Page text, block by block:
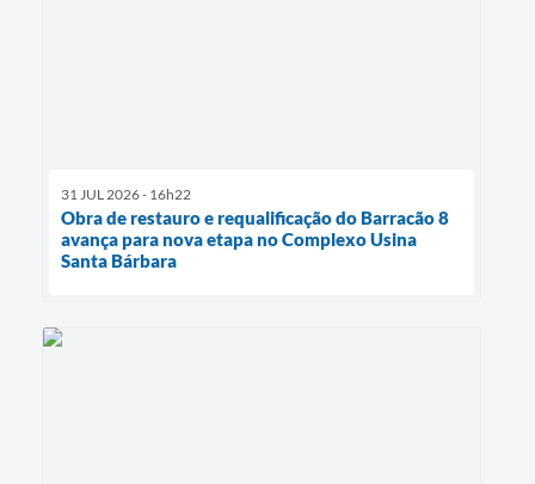
31 JUL 2026 - 16h22
Obra de restauro e requalificação do Barracão 8
avança para nova etapa no Complexo Usina
Santa Bárbara